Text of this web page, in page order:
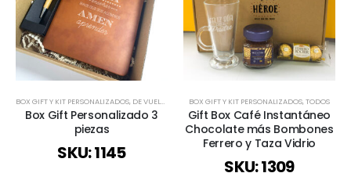
BOX GIFT Y KIT PERSONALIZADOS, DE VUELTA AL COLEGIO ,ESPECIAL DÍA DEL PROFESOR,
Box Gift Personalizado 3
piezas
SKU: 1145
BOX GIFT Y KIT PERSONALIZADOS,TODOS
Gift Box Café Instantáneo
Chocolate más Bombones
Ferrero y Taza Vidrio
SKU: 1309